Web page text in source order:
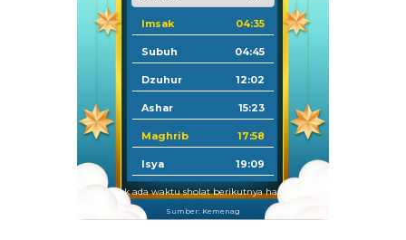
Imsak 04:35
Subuh 04:45
Dzuhur 12:02
Ashar 15:23
Maghrib 17:58
Isya 19:09
Tidak ada waktu sholat berikutnya hari ini.
Sumber: Kemenag